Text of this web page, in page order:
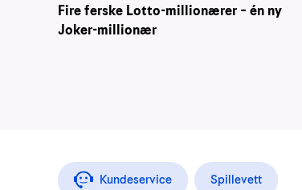
Fire ferske Lotto-millionærer – én ny
Joker-millionær
Kundeservice Spillevett